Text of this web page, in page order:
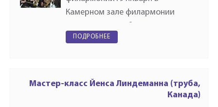
Камерном зале филармонии
духовых «Сибирский брасс»В
города, во втором отделении…
ПОДРОБНЕЕ
Мастер-класс Йенса Линдеманна (труба,
Канада)